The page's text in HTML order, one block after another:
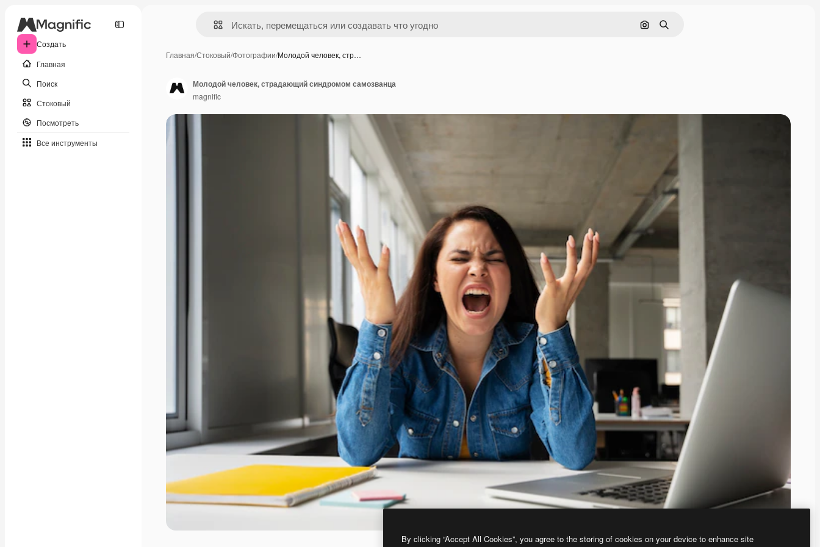
Создать
Главная
Поиск
Стоковый
Посмотреть
Все инструменты
Поиск по изображению
Поиск
Главная/Стоковый/Фотографии/Молодой человек, стр…
Молодой человек, страдающий синдромом самозванца
magnific
By clicking “Accept All Cookies”, you agree to the storing of cookies on your device to enhance site